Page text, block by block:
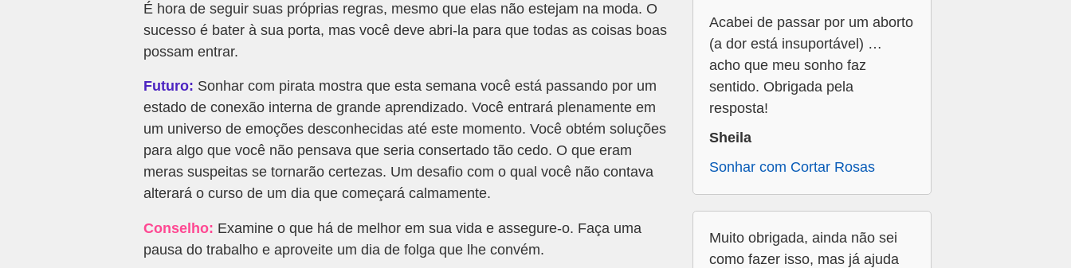
É hora de seguir suas próprias regras, mesmo que elas não estejam na moda. O
sucesso é bater à sua porta, mas você deve abri-la para que todas as coisas boas
possam entrar.
Futuro: Sonhar com pirata mostra que esta semana você está passando por um
estado de conexão interna de grande aprendizado. Você entrará plenamente em
um universo de emoções desconhecidas até este momento. Você obtém soluções
para algo que você não pensava que seria consertado tão cedo. O que eram
meras suspeitas se tornarão certezas. Um desafio com o qual você não contava
alterará o curso de um dia que começará calmamente.
Conselho: Examine o que há de melhor em sua vida e assegure-o. Faça uma
pausa do trabalho e aproveite um dia de folga que lhe convém.
Acabei de passar por um aborto
(a dor está insuportável) …
acho que meu sonho faz
sentido. Obrigada pela
resposta!
Sheila
Sonhar com Cortar Rosas
Muito obrigada, ainda não sei
como fazer isso, mas já ajuda